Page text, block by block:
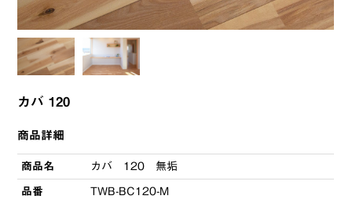
カバ 120
商品詳細
商品名 カバ 120 無垢
品番 TWB-BC120-M